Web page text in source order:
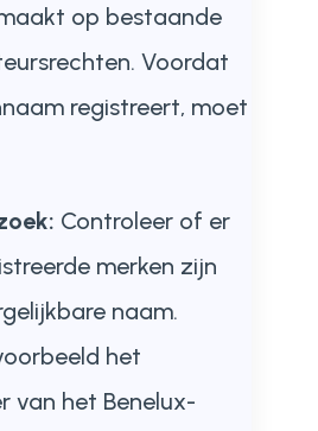
op bestaande
Voordat
registreert, moet
Controleer of er
merken zijn
naam.
het
van het Benelux-